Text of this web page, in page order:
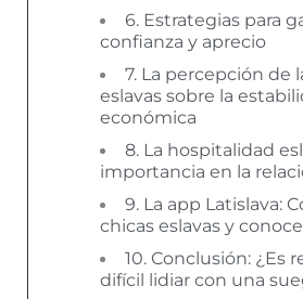
6. Estrategias para
confianza y aprecio
7. La percepción de
eslavas sobre la
económica
8. La hospitalidad
importancia en la
9. La app Latislava:
chicas eslavas y
10. Conclusión: ¿Es
difícil lidiar con una